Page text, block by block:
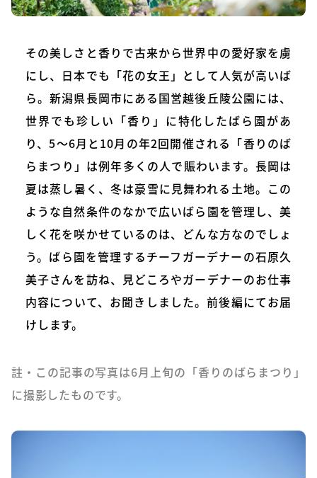
その美しさと香りで古来から世界中の愛好家を虜
にし、日本でも「花の女王」として人気が高いば
ら。新潟県長岡市にある国営越後丘陵公園には、
世界でも珍しい「香り」に特化したばら園があ
り、5～6月と10月の年2回開催される「香りのば
らまつり」は例年多くの人で賑わいます。長岡は
夏は蒸し暑く、冬は豪雪に見舞われる土地。この
ような自然条件のなかで広いばら園を管理し、美
しく花を咲かせているのは、どんな方なのでしょ
う。ばら園を管理するチーフガーデナーの石原久
美子さんを訪ね、見どころやガーデナーのお仕事
内容について、お聞きしました。前後編にてお届
けします。
註・この記事の写真は6月上旬の「香りのばらまつり」
に撮影したものです。